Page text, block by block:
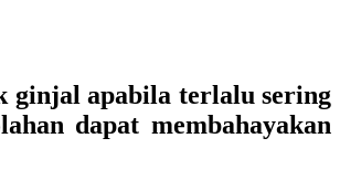
ginjal apabila terlalu sering
dapat membahayakan